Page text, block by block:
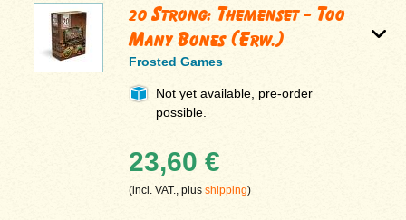
20 Strong: Themenset - Too
Many Bones (Erw.)
Frosted Games
Not yet available, pre-order
possible.
23,60 €
(incl. VAT., plusshipping)